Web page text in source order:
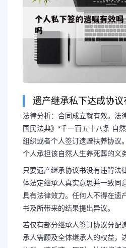
遗产继承私下达成协议
法律分析：合同成立就有效。法
国民法典》*千一百五十八条 自
组织或者个人签订遗赠扶养协议
个人承担该自然人生养死葬的义
只要遗产继承协议书没有违背法
体法定继承人真实意思并一致同
具有法律效力。任何人不得在遗
书及所带来的结果提出异议。
若仅有部分继承人签订协议分配
承人需顾及全体继承人的权益，